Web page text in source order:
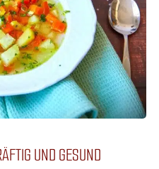
UND GESUND